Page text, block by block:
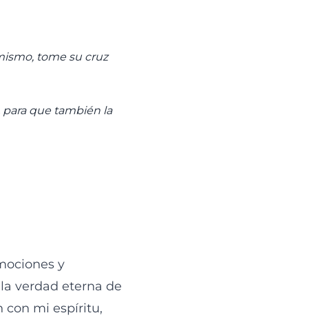
tome su cruz
que también la
y
verdad eterna de
con mi espíritu,